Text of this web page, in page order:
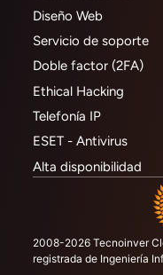
Diseño Web
Servicio de soporte
Doble factor (2FA)
Ethical Hacking
Telefonía IP
ESET - Antivirus
Alta disponibilidad
2008-2026 Tecnoinver
registrada de Ingeniería